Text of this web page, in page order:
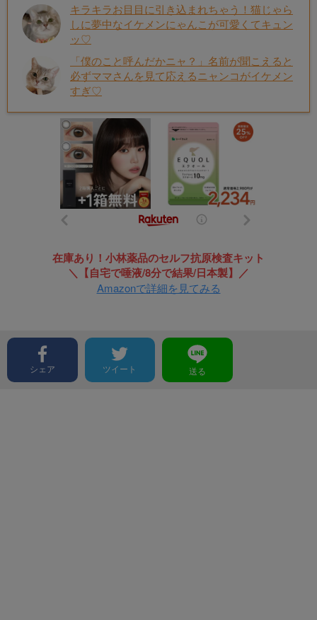
キラキラお目目に引き込まれちゃう！猫じゃら
しに夢中なイケメンにゃんこが可愛くてキュン
ッ♡
「僕のこと呼んだかニャ？」名前が聞こえると
必ずママさんを見て応えるニャンコがイケメン
すぎ♡
在庫あり！小林薬品のセルフ抗原検査キット
＼【自宅で唾液/8分で結果/日本製】／
Amazonで詳細を見てみる
シェア ツイート 送る